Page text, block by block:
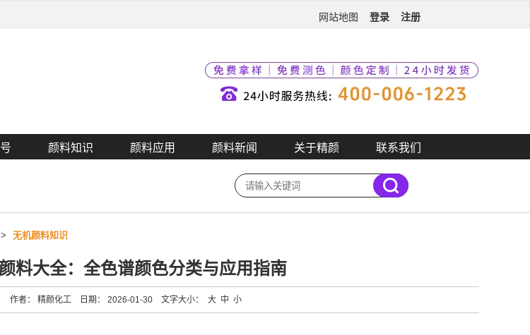
网站地图 登录 注册
颜料知识 颜料应用 颜料新闻 关于精颜 联系我们
> 无机颜料知识
料大全：全色谱颜色分类与应用指南
作者： 精颜化工 日期： 2026-01-30 文字大小： 大 中 小